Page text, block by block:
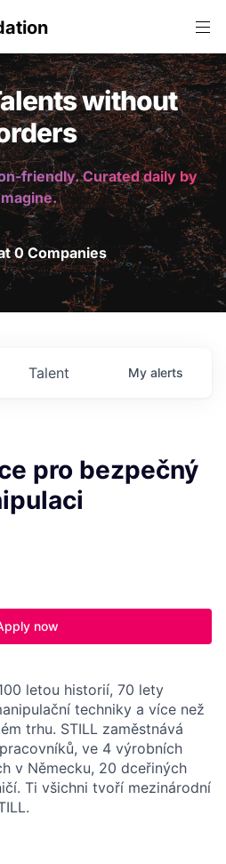
without
friendly. Curated daily by
0 Companies
Talent My alerts
pro bezpečný
now
letou historií, 70 lety
techniky a více než
trhu. STILL zaměstnává
ve 4 výrobních
v Německu, 20 dceřiných
Ti všichni tvoří mezinárodní